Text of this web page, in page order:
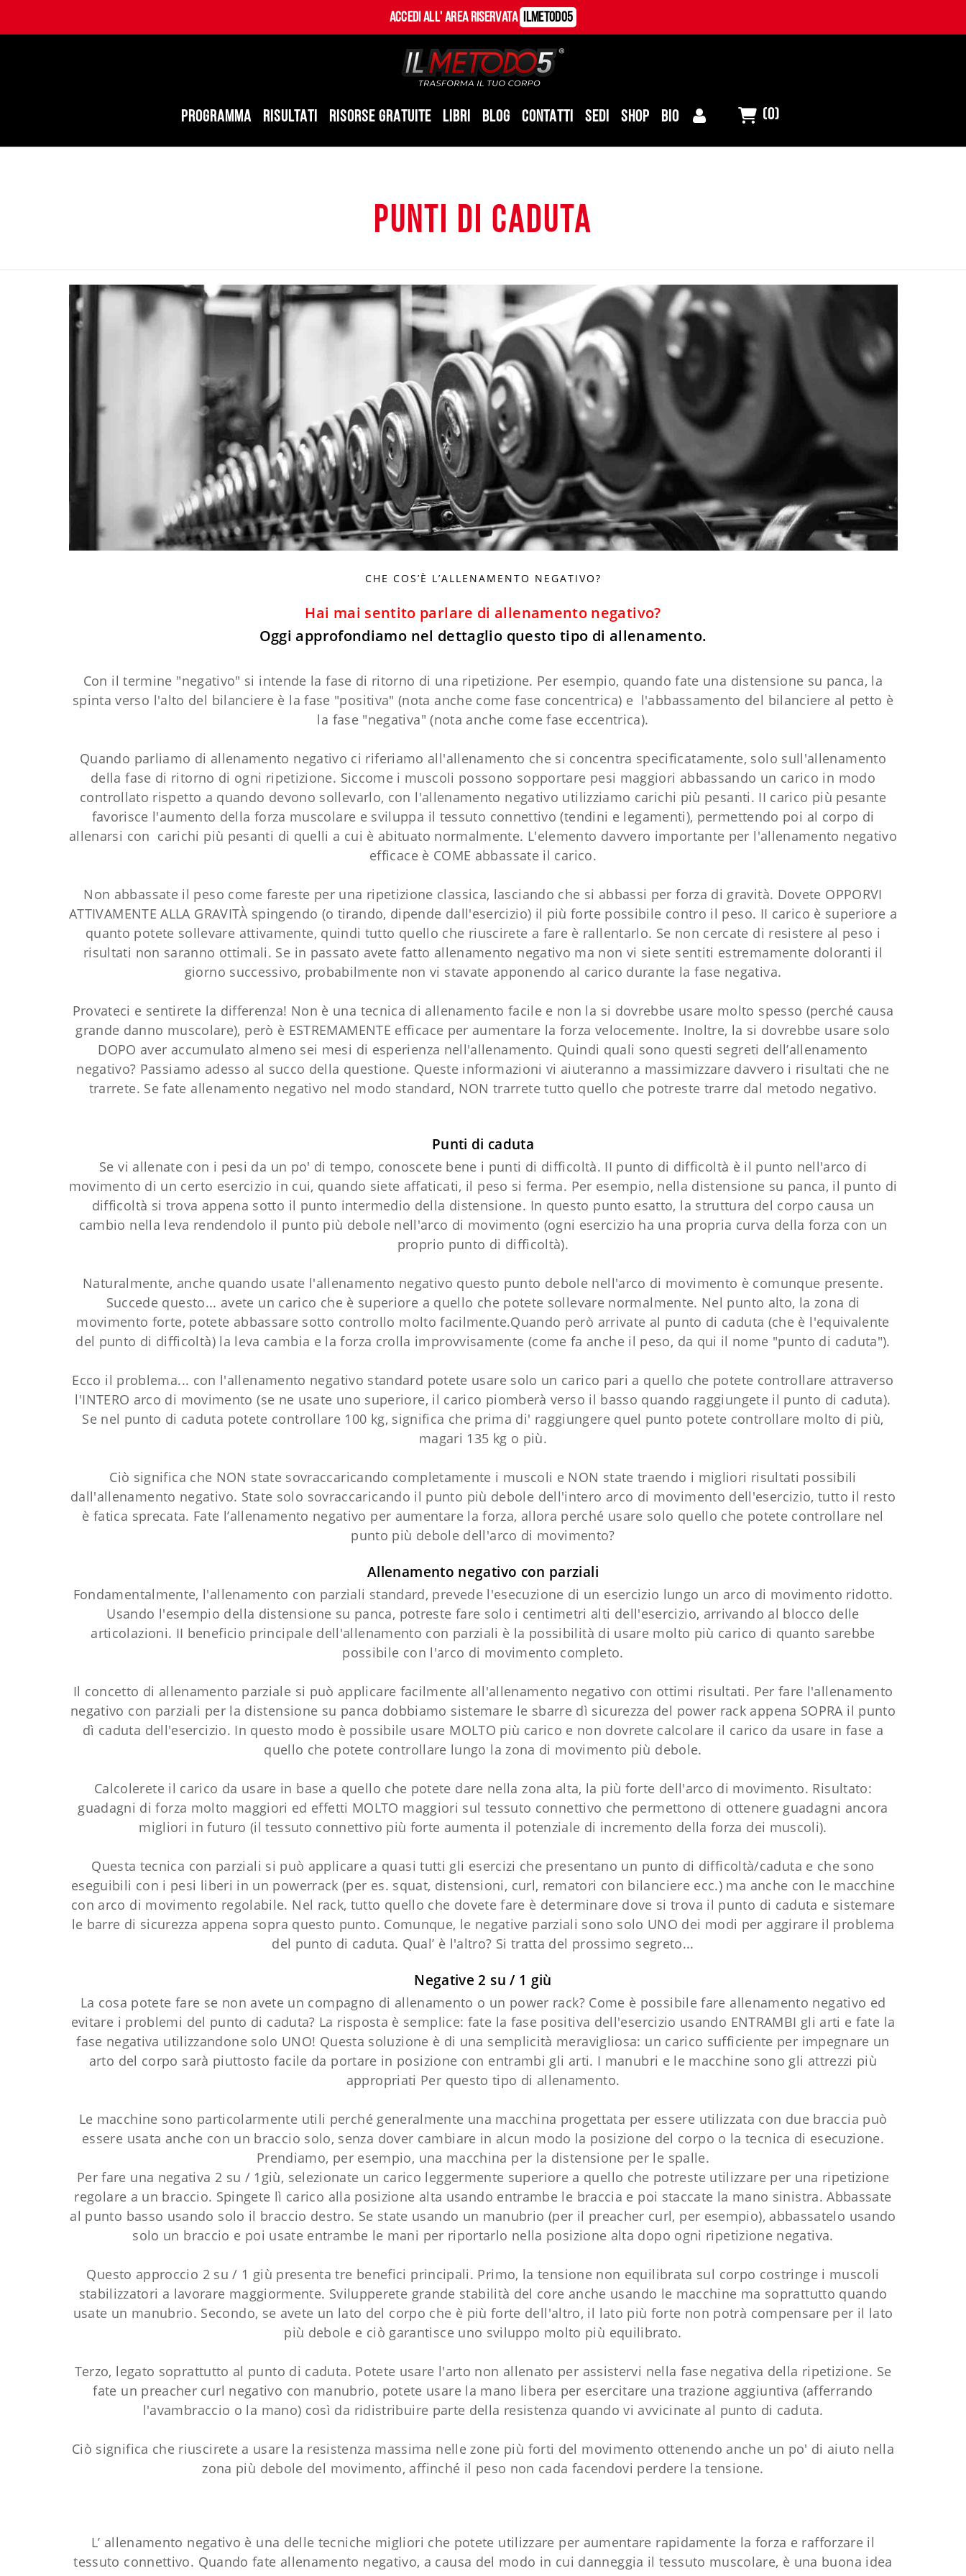
Accedi all' Area Riservata ILMetodo5
PROGRAMMA RISULTATI RISORSE GRATUITE LIBRI BLOG CONTATTI SEDI SHOP BIO (0)
punti di caduta
CHE COS’È L’ALLENAMENTO NEGATIVO?
Hai mai sentito parlare di allenamento negativo?
Oggi approfondiamo nel dettaglio questo tipo di allenamento.
Con il termine "negativo" si intende la fase di ritorno di una ripetizione. Per esempio, quando fate una distensione su panca, la
spinta verso l'alto del bilanciere è la fase "positiva" (nota anche come fase concentrica) e l'abbassamento del bilanciere al petto è
la fase "negativa" (nota anche come fase eccentrica).
Quando parliamo di allenamento negativo ci riferiamo all'allenamento che si concentra specificatamente, solo sull'allenamento
della fase di ritorno di ogni ripetizione. Siccome i muscoli possono sopportare pesi maggiori abbassando un carico in modo
controllato rispetto a quando devono sollevarlo, con l'allenamento negativo utilizziamo carichi più pesanti. II carico più pesante
favorisce l'aumento della forza muscolare e sviluppa il tessuto connettivo (tendini e legamenti), permettendo poi al corpo di
allenarsi con carichi più pesanti di quelli a cui è abituato normalmente. L'elemento davvero importante per l'allenamento negativo
efficace è COME abbassate il carico.
Non abbassate il peso come fareste per una ripetizione classica, lasciando che si abbassi per forza di gravità. Dovete OPPORVI
ATTIVAMENTE ALLA GRAVITÀ spingendo (o tirando, dipende dall'esercizio) il più forte possibile contro il peso. II carico è superiore a
quanto potete sollevare attivamente, quindi tutto quello che riuscirete a fare è rallentarlo. Se non cercate di resistere al peso i
risultati non saranno ottimali. Se in passato avete fatto allenamento negativo ma non vi siete sentiti estremamente doloranti il
giorno successivo, probabilmente non vi stavate apponendo al carico durante la fase negativa.
Provateci e sentirete la differenza! Non è una tecnica di allenamento facile e non la si dovrebbe usare molto spesso (perché causa
grande danno muscolare), però è ESTREMAMENTE efficace per aumentare la forza velocemente. Inoltre, la si dovrebbe usare solo
DOPO aver accumulato almeno sei mesi di esperienza nell'allenamento. Quindi quali sono questi segreti dell’allenamento
negativo? Passiamo adesso al succo della questione. Queste informazioni vi aiuteranno a massimizzare davvero i risultati che ne
trarrete. Se fate allenamento negativo nel modo standard, NON trarrete tutto quello che potreste trarre dal metodo negativo.
Punti di caduta
Se vi allenate con i pesi da un po' di tempo, conoscete bene i punti di difficoltà. II punto di difficoltà è il punto nell'arco di
movimento di un certo esercizio in cui, quando siete affaticati, il peso si ferma. Per esempio, nella distensione su panca, il punto di
difficoltà si trova appena sotto il punto intermedio della distensione. In questo punto esatto, la struttura del corpo causa un
cambio nella leva rendendolo il punto più debole nell'arco di movimento (ogni esercizio ha una propria curva della forza con un
proprio punto di difficoltà).
Naturalmente, anche quando usate l'allenamento negativo questo punto debole nell'arco di movimento è comunque presente.
Succede questo... avete un carico che è superiore a quello che potete sollevare normalmente. Nel punto alto, la zona di
movimento forte, potete abbassare sotto controllo molto facilmente.Quando però arrivate al punto di caduta (che è l'equivalente
del punto di difficoltà) la leva cambia e la forza crolla improvvisamente (come fa anche il peso, da qui il nome "punto di caduta").
Ecco il problema... con l'allenamento negativo standard potete usare solo un carico pari a quello che potete controllare attraverso
l'INTERO arco di movimento (se ne usate uno superiore, il carico piomberà verso il basso quando raggiungete il punto di caduta).
Se nel punto di caduta potete controllare 100 kg, significa che prima di' raggiungere quel punto potete controllare molto di più,
magari 135 kg o più.
Ciò significa che NON state sovraccaricando completamente i muscoli e NON state traendo i migliori risultati possibili
dall'allenamento negativo. State solo sovraccaricando il punto più debole dell'intero arco di movimento dell'esercizio, tutto il resto
è fatica sprecata. Fate l’allenamento negativo per aumentare la forza, allora perché usare solo quello che potete controllare nel
punto più debole dell'arco di movimento?
Allenamento negativo con parziali
Fondamentalmente, l'allenamento con parziali standard, prevede l'esecuzione di un esercizio lungo un arco di movimento ridotto.
Usando l'esempio della distensione su panca, potreste fare solo i centimetri alti dell'esercizio, arrivando al blocco delle
articolazioni. II beneficio principale dell'allenamento con parziali è la possibilità di usare molto più carico di quanto sarebbe
possibile con l'arco di movimento completo.
Il concetto di allenamento parziale si può applicare facilmente all'allenamento negativo con ottimi risultati. Per fare l'allenamento
negativo con parziali per la distensione su panca dobbiamo sistemare le sbarre dì sicurezza del power rack appena SOPRA il punto
dì caduta dell'esercizio. In questo modo è possibile usare MOLTO più carico e non dovrete calcolare il carico da usare in fase a
quello che potete controllare lungo la zona di movimento più debole.
Calcolerete il carico da usare in base a quello che potete dare nella zona alta, la più forte dell'arco di movimento. Risultato:
guadagni di forza molto maggiori ed effetti MOLTO maggiori sul tessuto connettivo che permettono di ottenere guadagni ancora
migliori in futuro (il tessuto connettivo più forte aumenta il potenziale di incremento della forza dei muscoli).
Questa tecnica con parziali si può applicare a quasi tutti gli esercizi che presentano un punto di difficoltà/caduta e che sono
eseguibili con i pesi liberi in un powerrack (per es. squat, distensioni, curl, rematori con bilanciere ecc.) ma anche con le macchine
con arco di movimento regolabile. Nel rack, tutto quello che dovete fare è determinare dove si trova il punto di caduta e sistemare
le barre di sicurezza appena sopra questo punto. Comunque, le negative parziali sono solo UNO dei modi per aggirare il problema
del punto di caduta. Qual’ è l'altro? Si tratta del prossimo segreto...
Negative 2 su / 1 giù
La cosa potete fare se non avete un compagno di allenamento o un power rack? Come è possibile fare allenamento negativo ed
evitare i problemi del punto di caduta? La risposta è semplice: fate la fase positiva dell'esercizio usando ENTRAMBI gli arti e fate la
fase negativa utilizzandone solo UNO! Questa soluzione è di una semplicità meravigliosa: un carico sufficiente per impegnare un
arto del corpo sarà piuttosto facile da portare in posizione con entrambi gli arti. I manubri e le macchine sono gli attrezzi più
appropriati Per questo tipo di allenamento.
Le macchine sono particolarmente utili perché generalmente una macchina progettata per essere utilizzata con due braccia può
essere usata anche con un braccio solo, senza dover cambiare in alcun modo la posizione del corpo o la tecnica di esecuzione.
Prendiamo, per esempio, una macchina per la distensione per le spalle.
Per fare una negativa 2 su / 1giù, selezionate un carico leggermente superiore a quello che potreste utilizzare per una ripetizione
regolare a un braccio. Spingete lì carico alla posizione alta usando entrambe le braccia e poi staccate la mano sinistra. Abbassate
al punto basso usando solo il braccio destro. Se state usando un manubrio (per il preacher curl, per esempio), abbassatelo usando
solo un braccio e poi usate entrambe le mani per riportarlo nella posizione alta dopo ogni ripetizione negativa.
Questo approccio 2 su / 1 giù presenta tre benefici principali. Primo, la tensione non equilibrata sul corpo costringe i muscoli
stabilizzatori a lavorare maggiormente. Svilupperete grande stabilità del core anche usando le macchine ma soprattutto quando
usate un manubrio. Secondo, se avete un lato del corpo che è più forte dell'altro, il lato più forte non potrà compensare per il lato
più debole e ciò garantisce uno sviluppo molto più equilibrato.
Terzo, legato soprattutto al punto di caduta. Potete usare l'arto non allenato per assistervi nella fase negativa della ripetizione. Se
fate un preacher curl negativo con manubrio, potete usare la mano libera per esercitare una trazione aggiuntiva (afferrando
l'avambraccio o la mano) così da ridistribuire parte della resistenza quando vi avvicinate al punto di caduta.
Ciò significa che riuscirete a usare la resistenza massima nelle zone più forti del movimento ottenendo anche un po' di aiuto nella
zona più debole del movimento, affinché il peso non cada facendovi perdere la tensione.
L’ allenamento negativo è una delle tecniche migliori che potete utilizzare per aumentare rapidamente la forza e rafforzare il
tessuto connettivo. Quando fate allenamento negativo, a causa del modo in cui danneggia il tessuto muscolare, è una buona idea